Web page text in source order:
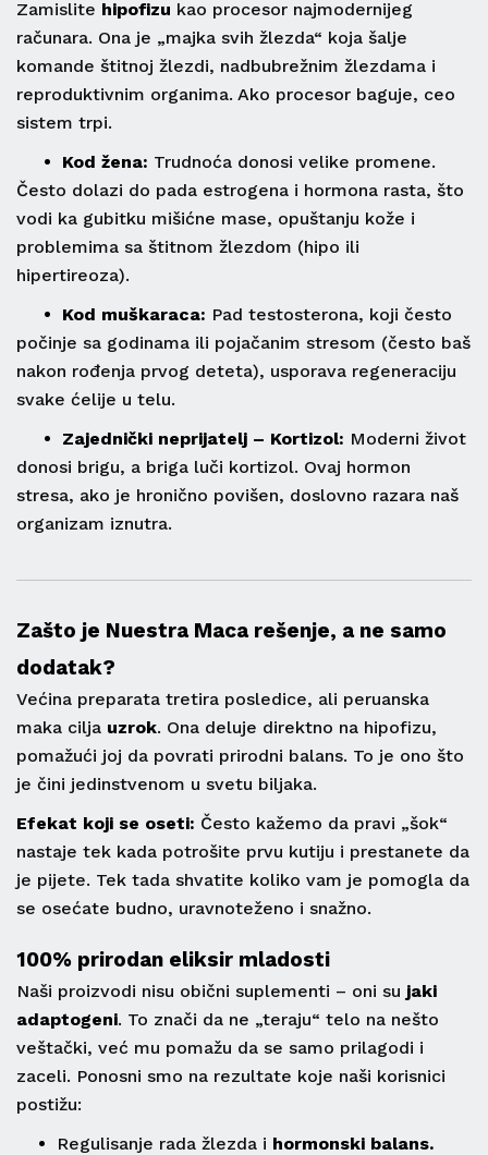
Zamislite hipofizu kao procesor najmodernijeg
računara. Ona je „majka svih žlezda“ koja šalje
komande štitnoj žlezdi, nadbubrežnim žlezdama i
reproduktivnim organima. Ako procesor baguje, ceo
sistem trpi.
• Kod žena: Trudnoća donosi velike promene.
Često dolazi do pada estrogena i hormona rasta, što
vodi ka gubitku mišićne mase, opuštanju kože i
problemima sa štitnom žlezdom (hipo ili
hipertireoza).
• Kod muškaraca: Pad testosterona, koji često
počinje sa godinama ili pojačanim stresom (često baš
nakon rođenja prvog deteta), usporava regeneraciju
svake ćelije u telu.
• Zajednički neprijatelj – Kortizol: Moderni život
donosi brigu, a briga luči kortizol. Ovaj hormon
stresa, ako je hronično povišen, doslovno razara naš
organizam iznutra.
Zašto je Nuestra Maca rešenje, a ne samo
dodatak?
Većina preparata tretira posledice, ali peruanska
maka cilja uzrok. Ona deluje direktno na hipofizu,
pomažući joj da povrati prirodni balans. To je ono što
je čini jedinstvenom u svetu biljaka.
Efekat koji se oseti: Često kažemo da pravi „šok“
nastaje tek kada potrošite prvu kutiju i prestanete da
je pijete. Tek tada shvatite koliko vam je pomogla da
se osećate budno, uravnoteženo i snažno.
100% prirodan eliksir mladosti
Naši proizvodi nisu obični suplementi – oni su jaki
adaptogeni. To znači da ne „teraju“ telo na nešto
veštački, već mu pomažu da se samo prilagodi i
zaceli. Ponosni smo na rezultate koje naši korisnici
postižu:
•
Regulisanje rada žlezda i hormonski balans.